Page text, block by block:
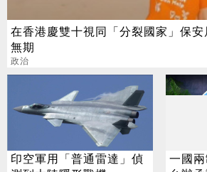
在香港慶雙十視同「分裂國家」保
無期
政治
印空軍用「普通雷達」偵
一國